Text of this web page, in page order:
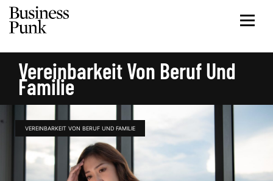
Vereinbarkeit Von Beruf Und
Familie
VEREINBARKEIT VON BERUF UND FAMILIE